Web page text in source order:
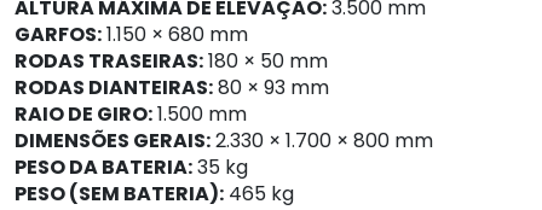
ALTURA MÁXIMA DE ELEVAÇÃO:3.500 mm
GARFOS:1.150 × 680 mm
RODAS TRASEIRAS:180 × 50 mm
RODAS DIANTEIRAS:80 × 93 mm
RAIO DE GIRO:1.500 mm
DIMENSÕES GERAIS:2.330 × 1.700 × 800 mm
PESO DA BATERIA:35 kg
PESO (SEM BATERIA): 465 kg